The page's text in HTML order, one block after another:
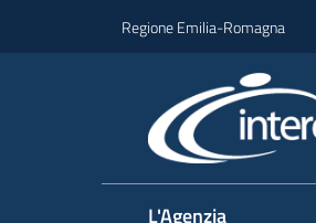
Regione Emilia-Romagna
L'Agenzia